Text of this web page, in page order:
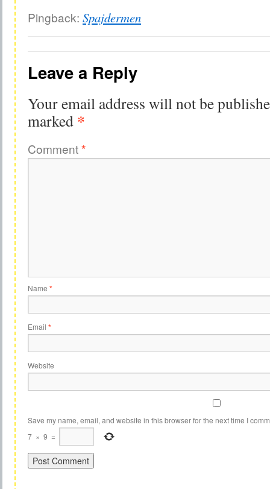
Pingback: Spajdermen
Leave a Reply
Your email address will not be
marked *
Comment*
Name *
Email *
Website
Save my name, email, and website in this browser for the next time I
7 × 9 =